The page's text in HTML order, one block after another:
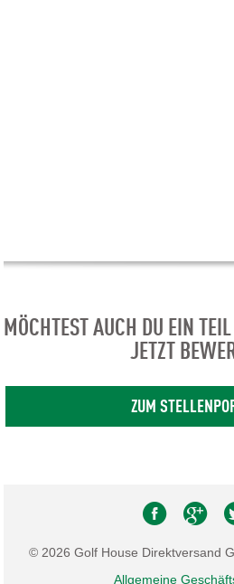
MÖCHTEST AUCH DU EIN
JETZT
ZUM
© 2026 Golf House Direktversand
Allgemeine